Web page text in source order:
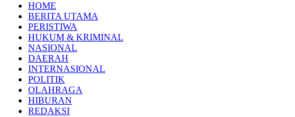
HOME
BERITA UTAMA
PERISTIWA
HUKUM & KRIMINAL
NASIONAL
DAERAH
INTERNASIONAL
POLITIK
OLAHRAGA
HIBURAN
REDAKSI